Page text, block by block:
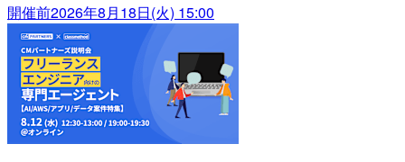
開催前2026年8月18日(火) 15:00